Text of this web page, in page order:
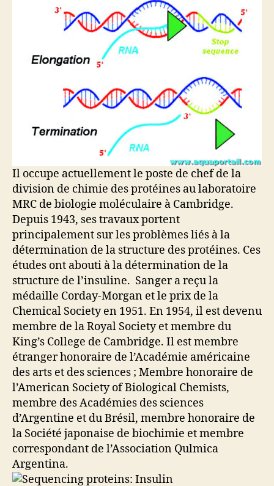
Il occupe actuellement le poste de chef de la
division de chimie des protéines au laboratoire
MRC de biologie moléculaire à Cambridge.
Depuis 1943, ses travaux portent
principalement sur les problèmes liés à la
détermination de la structure des protéines. Ces
études ont abouti à la détermination de la
structure de l’insuline. Sanger a reçu la
médaille Corday-Morgan et le prix de la
Chemical Society en 1951. En 1954, il est devenu
membre de la Royal Society et membre du
King’s College de Cambridge. Il est membre
étranger honoraire de l’Académie américaine
des arts et des sciences ; Membre honoraire de
l’American Society of Biological Chemists,
membre des Académies des sciences
d’Argentine et du Brésil, membre honoraire de
la Société japonaise de biochimie et membre
correspondant de l’Association Qulmica
Argentina.